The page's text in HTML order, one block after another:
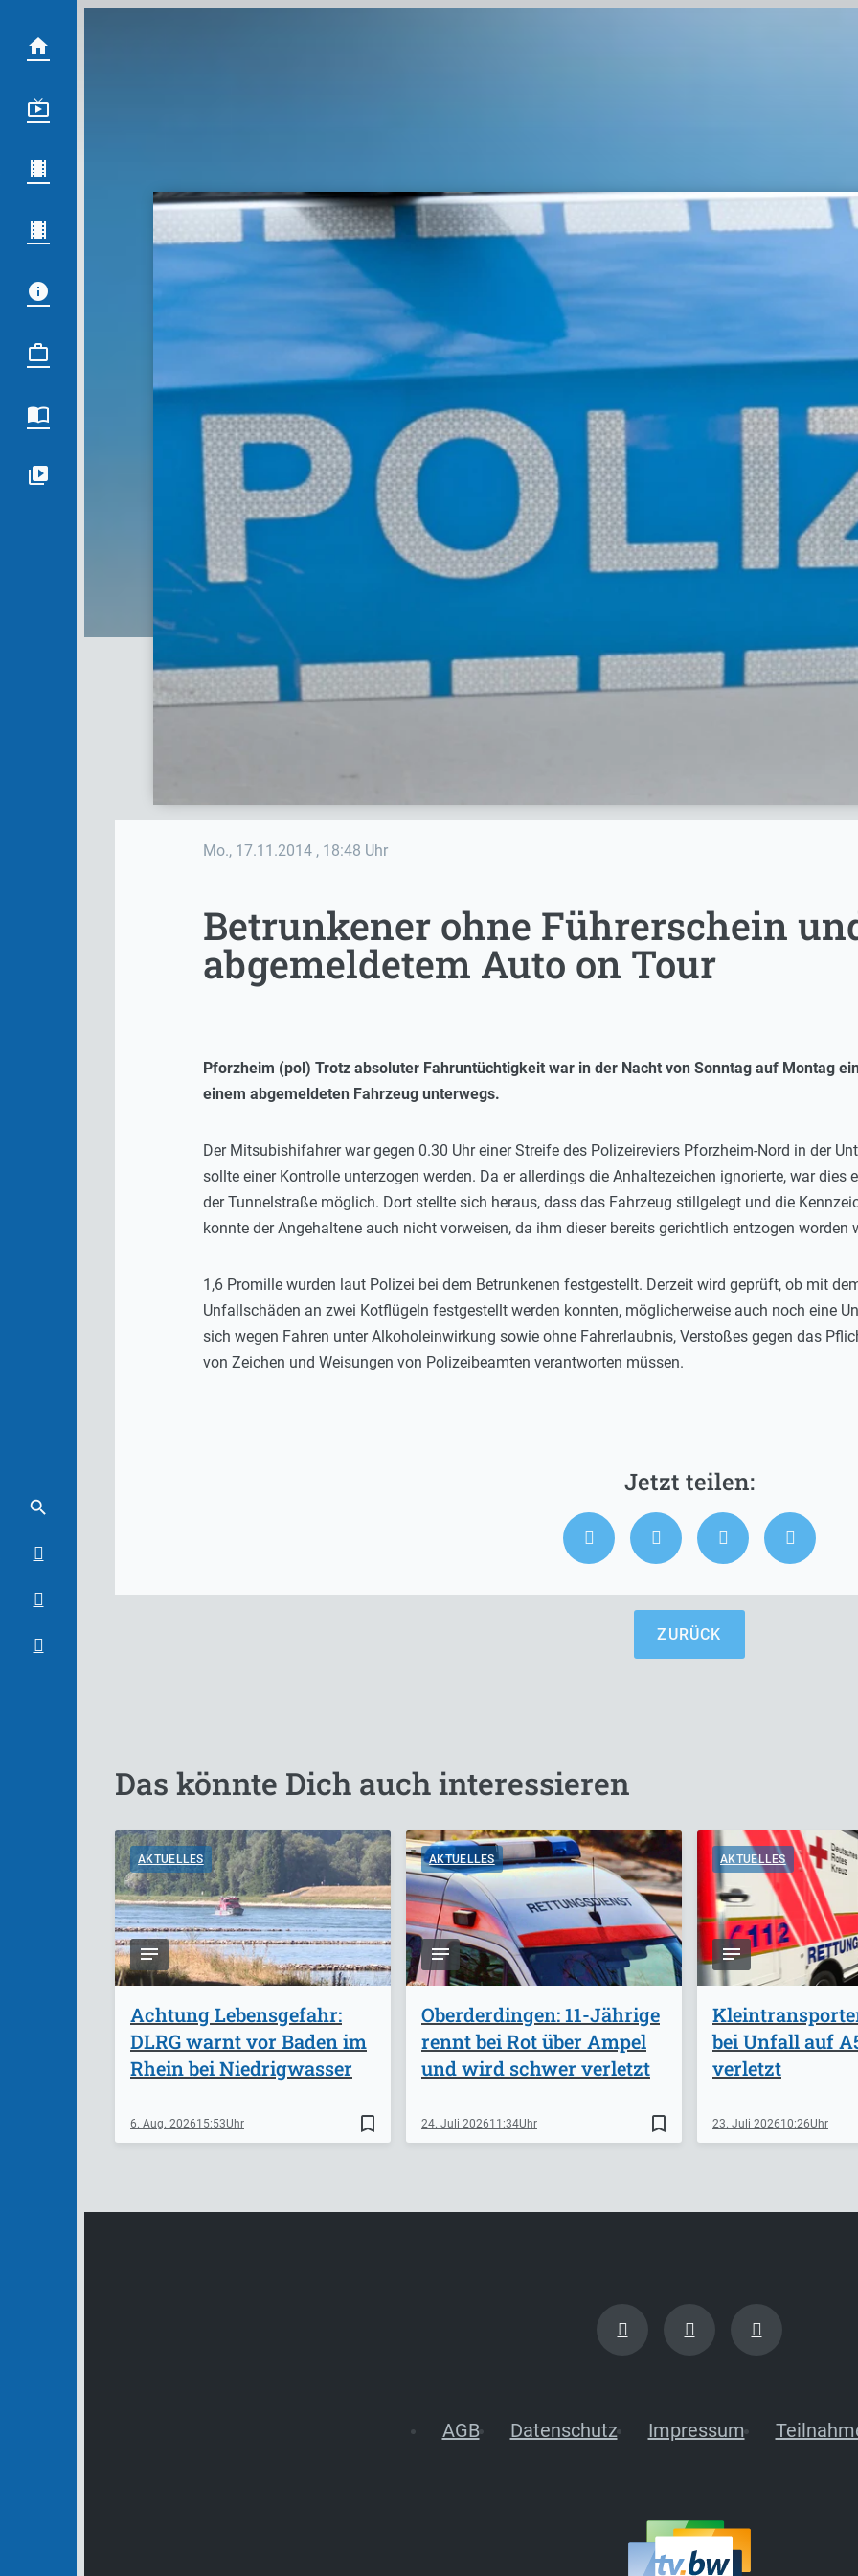
Mo., 17.11.2014 , 18:48 Uhr
Betrunkener ohne Führerschein
abgemeldetem Auto on Tour
Pforzheim (pol) Trotz absoluter Fahruntüchtigkeit war in der Nacht von Sonntag auf Montag
einem abgemeldeten Fahrzeug unterwegs.
Der Mitsubishifahrer war gegen 0.30 Uhr einer Streife des Polizeireviers Pforzheim-Nord in der
sollte einer Kontrolle unterzogen werden. Da er allerdings die Anhaltezeichen ignorierte, war dies
der Tunnelstraße möglich. Dort stellte sich heraus, dass das Fahrzeug stillgelegt und die
konnte der Angehaltene auch nicht vorweisen, da ihm dieser bereits gerichtlich entzogen worden
1,6 Promille wurden laut Polizei bei dem Betrunkenen festgestellt. Derzeit wird geprüft, ob mit
Unfallschäden an zwei Kotflügeln festgestellt werden konnten, möglicherweise auch noch eine
sich wegen Fahren unter Alkoholeinwirkung sowie ohne Fahrerlaubnis, Verstoßes gegen das
von Zeichen und Weisungen von Polizeibeamten verantworten müssen.
ZURÜCK
Das könnte Dich auch interessieren
AKTUELLES
Achtung Lebensgefahr:
DLRG warnt vor Baden im
Rhein bei Niedrigwasser
6. Aug. 202615:53 bookmark_border
AKTUELLES
Oberderdingen: 11-Jährige
rennt bei Rot über Ampel
und wird schwer verletzt
24. Juli 202611:34 bookmark_border
AKTUELLES
bei Unfall auf
verletzt
23. Juli 202610:26
AGB Datenschutz Impressum